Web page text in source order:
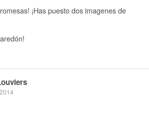
¡Has puesto dos imagenes de